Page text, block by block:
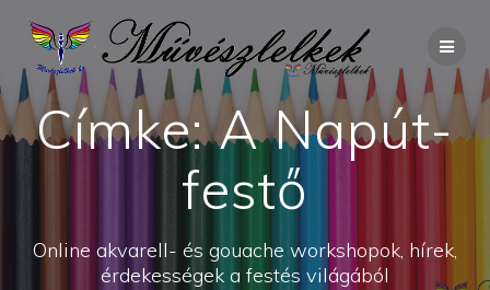
content
Címke:A Napút-
festő
Online akvarell- és gouache workshopok, hírek,
érdekességek a festés világából